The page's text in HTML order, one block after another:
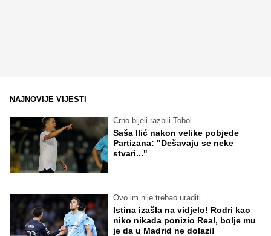
NAJNOVIJE VIJESTI
Crno-bijeli razbili Tobol
Saša Ilić nakon velike pobjede
Partizana: "Dešavaju se neke
stvari..."
Ovo im nije trebao uraditi
Istina izašla na vidjelo! Rodri kao
niko nikada ponizio Real, bolje mu
je da u Madrid ne dolazi!